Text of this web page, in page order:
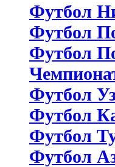
Футбол
Футбол
Футбол
Футбол
Футбол
Футбол
Футбол